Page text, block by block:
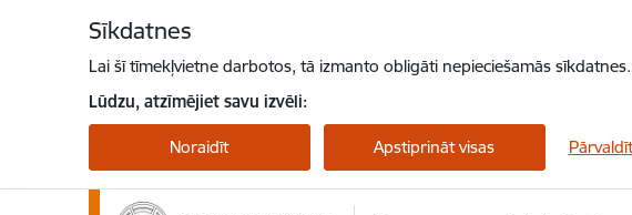
Sīkdatnes
Lai šī tīmekļvietne darbotos, tā izmanto obligāti nepieciešamās
Lūdzu, atzīmējiet savu izvēli:
Noraidīt Apstiprināt visas